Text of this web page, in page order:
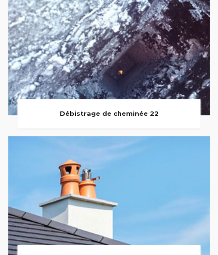
Débistrage de cheminée 22